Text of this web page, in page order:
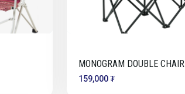
MONOGRAM DOUBLE CHAIR
159,000 ₮